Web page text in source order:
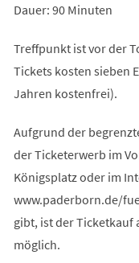
Dauer: 90 Minuten
Treffpunkt ist vor der
Tickets kosten sieben
Jahren kostenfrei).
Aufgrund der
der Ticketerwerb im
Königsplatz oder im
www.paderborn.de/
gibt, ist der Ticketkauf
möglich.